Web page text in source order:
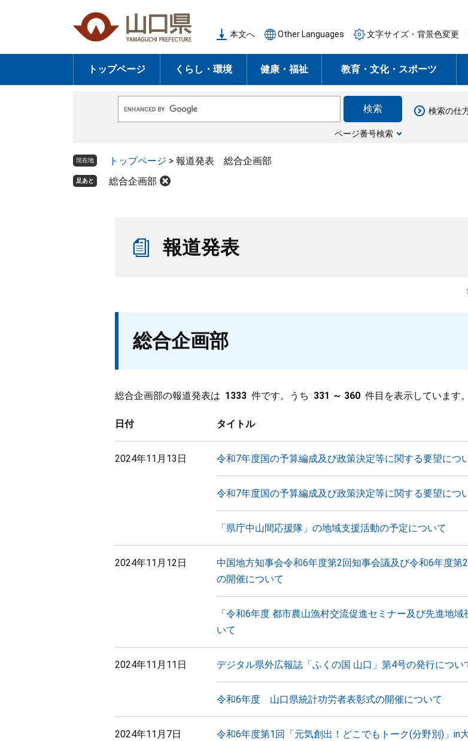
の
頭
ー
飛
本文へ Other Languages 文字サイズ・背景色変更
トップページ くらし・環境 健康・福祉 教育・文化・スポーツ
o
e
ス
タ
ページ番号検索
検索の仕
現在地 トップページ > 報道発表 総合企画部
足あと 総合企画部
報道発表
総合企画部
総合企画部の報道発表は 1333 件です。うち 331 ～ 360 件目を表示しています。
日付 タイトル
2024年11月13日 令和7年度国の予算編成及び政策決定等に関する要望につ
令和7年度国の予算編成及び政策決定等に関する要望につ
「県庁中山間応援隊」の地域支援活動の予定について
2024年11月12日
中国地方知事会令和6年度第2回知事会議及び令和6年度第
の開催について
「令和6年度 都市農山漁村交流促進セミナー及び先進地
いて
2024年11月11日 デジタル県外広報誌「ふくの国 山口」第4号の発行につい
令和6年度 山口県統計功労者表彰式の開催について
2024年11月7日 令和6年度第1回「元気創出！どこでもトーク(分野別)」in